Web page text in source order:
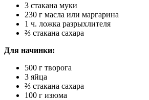
3 стакана муки
230 г масла или маргарина
1 ч. ложка разрыхлителя
⅔ стакана сахара
Для начинки:
500 г творога
3 яйца
⅔ стакана сахара
100 г изюма